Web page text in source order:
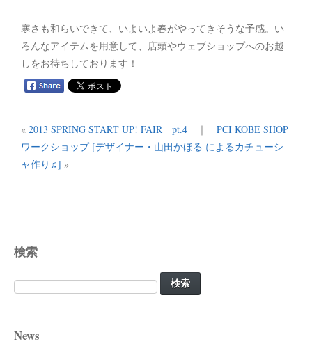
寒さも和らいできて、いよいよ春がやってきそうな予感。い
ろんなアイテムを用意して、店頭やウェブショップへのお越
しをお待ちしております！
« 2013 SPRING START UP! FAIR pt.4 ｜ PCI KOBE SHOP
ワークショップ [デザイナー・山田かほる によるカチューシ
ャ作り♫] »
検索
検
索:
News